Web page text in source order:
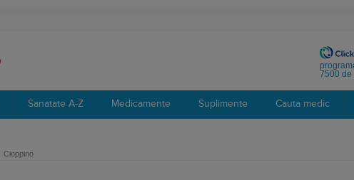
7500 de
Sanatate A-Z Medicamente Suplimente Cauta medic
Cioppino